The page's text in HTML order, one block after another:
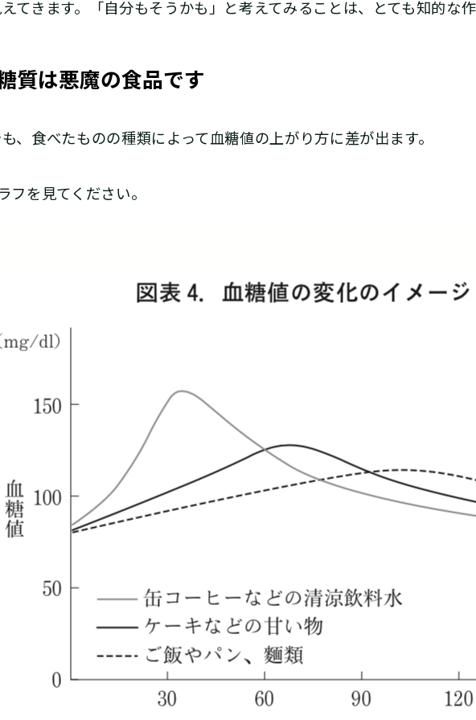
てきます。「自分もそうかも」と考えてみることは、とても知的な
質は悪魔の食品です
、食べたものの種類によって血糖値の上がり方に差が出ます。
を見てください。